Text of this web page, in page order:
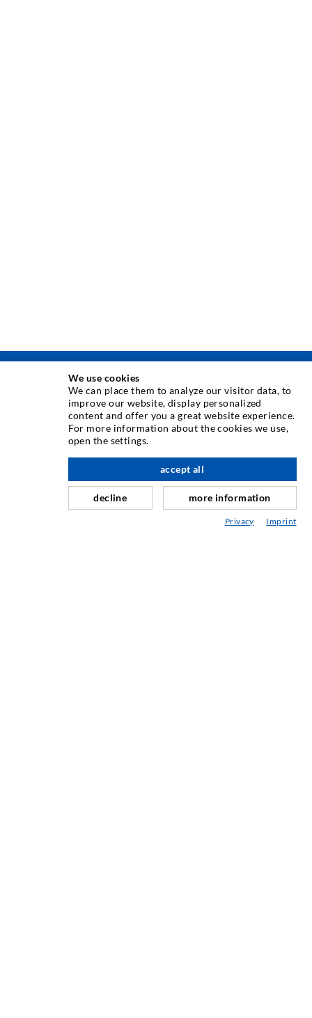
ИНЪЕКЦИОННAЯ ТЕХНИКA
Инъектирование трещин
Горизонтальная гидроизоляция
Противофильтрационная завеса и инъектирование
Капитальный ремонт швов
вверх по адресу
We use cookies
We can place them to analyze our visitor data, to
improve our website, display personalized
content and offer you a great website experience.
For more information about the cookies we use,
open the settings.
decline
accept all
more information
Privacy Imprint